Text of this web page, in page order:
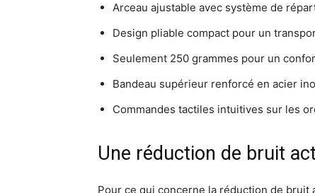
Arceau ajustable avec système de
Design pliable compact pour un
Seulement 250 grammes pour un
Bandeau supérieur renforcé en acier
Commandes tactiles intuitives sur les
Une réduction de bruit
Pour ce qui concerne la réduction de